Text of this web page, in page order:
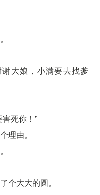
大娘，小满要去找爹
死你！”
理由。
个大大的圆。